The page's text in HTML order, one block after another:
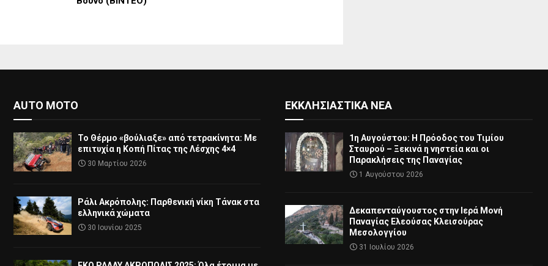
AUTO MOTO
Το Θέρμο «βούλιαξε» από τετρακίνητα: Με
επιτυχία η Κοπή Πίτας της Λέσχης 4×4
30 Μαρτίου 2026
Ράλι Ακρόπολης: Παρθενική νίκη Τάνακ στα
ελληνικά χώματα
30 Ιουνίου 2025
ΕΚΚΛΗΣΙΑΣΤΙΚΆ ΝΈΑ
1η Αυγούστου: Η Πρόοδος του Τιμίου
Σταυρού – Ξεκινά η νηστεία και οι
Παρακλήσεις της Παναγίας
1 Αυγούστου 2026
Δεκαπενταύγουστος στην Ιερά Μονή
Παναγίας Ελεούσας Κλεισούρας
Μεσολογγίου
31 Ιουλίου 2026